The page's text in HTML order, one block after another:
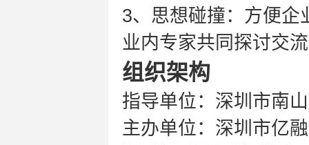
3、思想碰撞：方便企
业内专家共同探讨交
组织架构
指导单位：深圳市南
主办单位：深圳市亿